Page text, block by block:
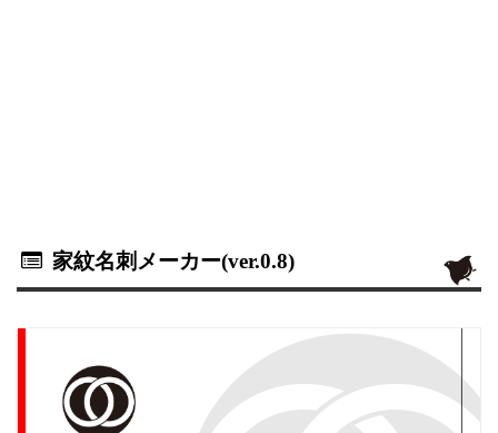
家紋名刺メーカー(ver.0.8)